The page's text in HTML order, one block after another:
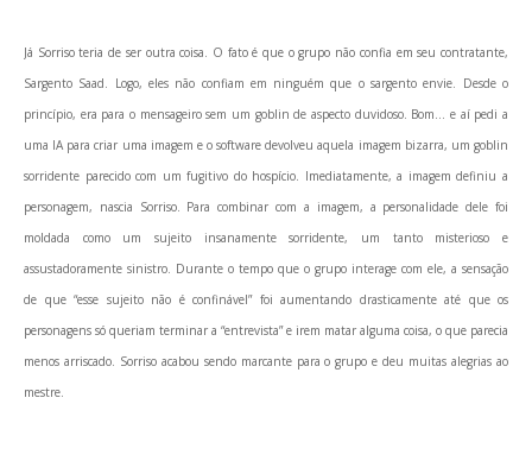
Já Sorriso teria de ser outra coisa. O fato é que o grupo não confia em seu contratante,
Sargento Saad. Logo, eles não confiam em ninguém que o sargento envie. Desde o
princípio, era para o mensageiro sem um goblin de aspecto duvidoso. Bom… e aí pedi a
uma IA para criar uma imagem e o software devolveu aquela imagem bizarra, um goblin
sorridente parecido com um fugitivo do hospício. Imediatamente, a imagem definiu a
personagem, nascia Sorriso. Para combinar com a imagem, a personalidade dele foi
moldada como um sujeito insanamente sorridente, um tanto misterioso e
assustadoramente sinistro. Durante o tempo que o grupo interage com ele, a sensação
de que “esse sujeito não é confinável” foi aumentando drasticamente até que os
personagens só queriam terminar a “entrevista” e irem matar alguma coisa, o que parecia
menos arriscado. Sorriso acabou sendo marcante para o grupo e deu muitas alegrias ao
mestre.